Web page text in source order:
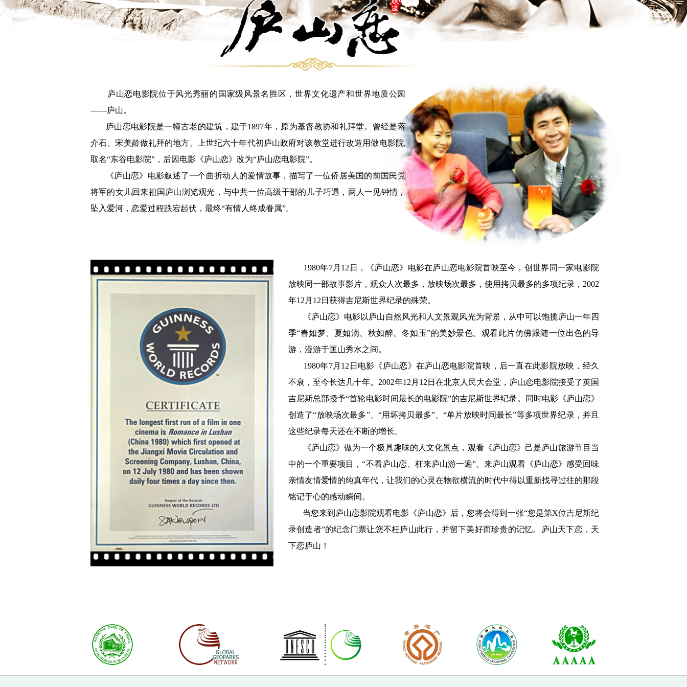
庐山恋电影院位于风光秀丽的国家级风景名胜区，世界文化遗产和世界地质公园
——庐山。
介石、宋美龄做礼拜的地方。上世纪六十年代初庐山政府对该教堂进行改造用做电影院,
取名“东谷电影院”，后因电影《庐山恋》改为“庐山恋电影院”。
将军的女儿回来祖国庐山浏览观光，与中共一位高级干部的儿子巧遇，两人一见钟情，
坠入爱河，恋爱过程跌宕起伏，最终“有情人终成眷属”。
放映同一部故事影片，观众人次最多，放映场次最多，使用拷贝最多的多项纪录，2002
年12月12日获得吉尼斯世界纪录的殊荣。
季“春如梦、夏如滴、秋如醉、冬如玉”的美妙景色。观看此片仿佛跟随一位出色的导
游，漫游于匡山秀水之间。
不衰，至今长达几十年。2002年12月12日在北京人民大会堂，庐山恋电影院接受了英国
吉尼斯总部授予“首轮电影时间最长的电影院”的吉尼斯世界纪录。同时电影《庐山恋》
创造了“放映场次最多”、“用坏拷贝最多”、“单片放映时间最长”等多项世界纪录，并且
这些纪录每天还在不断的增长。
中的一个重要项目，“不看庐山恋、枉来庐山游一遍”。来庐山观看《庐山恋》感受回味
亲情友情爱情的纯真年代，让我们的心灵在物欲横流的时代中得以重新找寻过往的那段
铭记于心的感动瞬间。
录创造者”的纪念门票让您不枉庐山此行，并留下美好而珍贵的记忆。庐山天下恋，天
下恋庐山！